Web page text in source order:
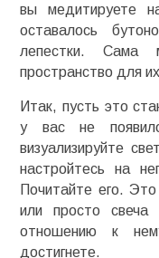
вы медитируете
оставалось
лепестки. Сама
пространство для
Итак, пусть это
у вас не
визуализируйте
настройтесь на
Почитайте его.
или просто свеча
отношению к
достигнете.